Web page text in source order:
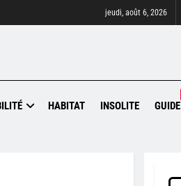
jeudi, août 6, 2026
HABITAT INSOLITE GUIDE